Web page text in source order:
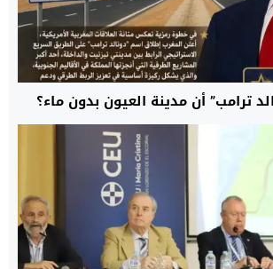
ترامب” أن مدينة العيون بدون ماء؟